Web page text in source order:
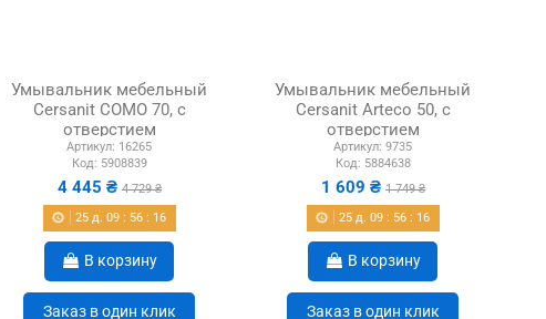
Умывальник мебельный
Cersanit COMO 70, с
отверстием
Артикул: 16265
Код: 5908839
4 445 ₴ 4 729 ₴
25 д. 09 : 56 : 15
В корзину
Заказ в один клик
Умывальник мебельный
Cersanit Arteco 50, с
отверстием
Артикул: 9735
Код: 5884638
1 609 ₴ 1 749 ₴
25 д. 09 : 56 : 15
В корзину
Заказ в один клик